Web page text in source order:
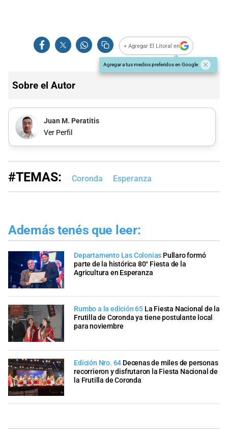
+ Agregar El Litoral en
Agregar a tus medios preferidos en Google
Sobre el Autor
Juan M. Peratitis
Ver Perfil
#TEMAS: Coronda Esperanza
Además tenés que leer:
Departamento Las Colonias Pullaro formó
parte de la histórica 80° Fiesta de la
Agricultura en Esperanza
Rumbo a la edición 65 La Fiesta Nacional de la
Frutilla de Coronda ya tiene postulante local
para noviembre
Edición Nro. 64 Decenas de miles de personas
recorrieron y disfrutaron la Fiesta Nacional de
la Frutilla de Coronda